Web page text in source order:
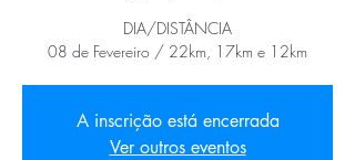
DIA/DISTÂNCIA
08 de Fevereiro / 22km, 17km e 12km
A inscrição está encerrada
Ver outros eventos